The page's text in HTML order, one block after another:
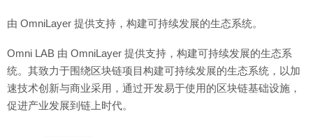
由 OmniLayer 提供支持，构建可持续发展的生态系统。
Omni LAB 由 OmniLayer 提供支持，构建可持续发展的生态系
统。其致力于围绕区块链项目构建可持续发展的生态系统，以加
速技术创新与商业采用，通过开发易于使用的区块链基础设施，
促进产业发展到链上时代。